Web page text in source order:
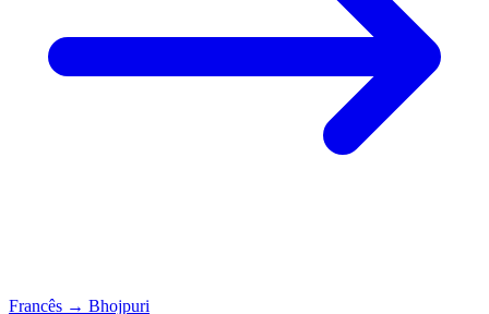
Francês → Bhojpuri